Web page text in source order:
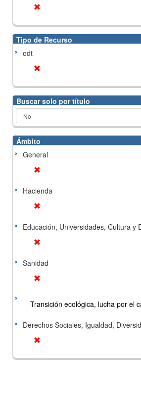
Tipo de Recurso
odt
Buscar solo por título
Ámbito
General
Hacienda
Educación, Universidades, Cultura y
Sanidad
Transición ecológica, lucha por el
Derechos Sociales, Igualdad,